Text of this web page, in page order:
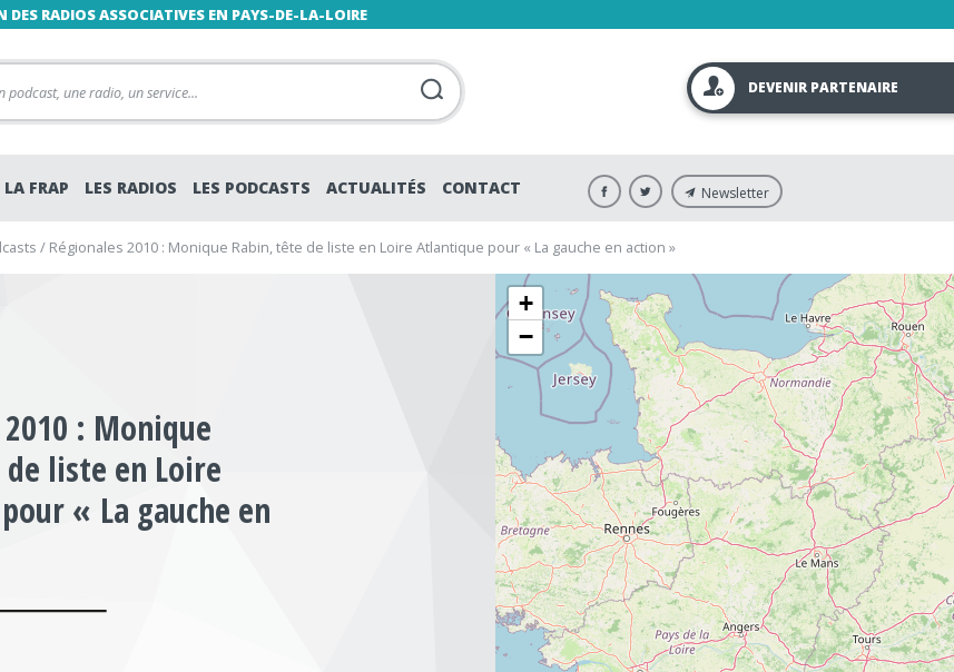
DES RADIOS ASSOCIATIVES EN PAYS-DE-LA-LOIRE
DEVENIR PARTENAIRE
LA FRAP LES RADIOS LES PODCASTS ACTUALITÉS CONTACT Newsletter
/ Régionales 2010 : Monique Rabin, tête de liste en Loire Atlantique pour « La gauche en action »
: Monique
liste en Loire
« La gauche en
+
−